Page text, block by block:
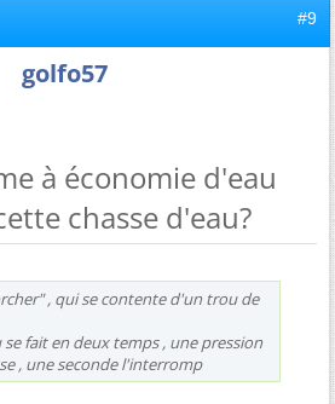
#9
golfo57
à économie d'eau
chasse d'eau?
, qui se contente d'un trou de
fait en deux temps , une pression
, une seconde l'interromp